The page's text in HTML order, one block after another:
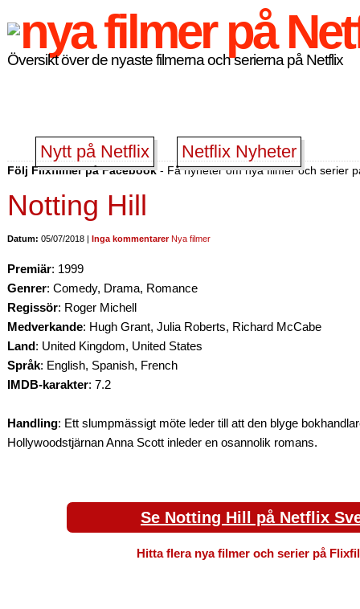
Översikt över de nyaste filmerna och serierna på Netflix
Nytt på Netflix Netflix Nyheter
Följ Flixfilmer på Facebook- Få nyheter om nya filmer och serier
Notting Hill
Datum: 05/07/2018 | Inga kommentarer Nya filmer
Premiär: 1999
Genrer: Comedy, Drama, Romance
Regissör: Roger Michell
Medverkande: Hugh Grant, Julia Roberts, Richard McCabe
Land: United Kingdom, United States
Språk: English, Spanish, French
IMDB-karakter: 7.2
Handling: Ett slumpmässigt möte leder till att den blyge
Hollywoodstjärnan Anna Scott inleder en osannolik romans.
Se Notting Hill på Netflix
Hitta flera nya filmer och serier på